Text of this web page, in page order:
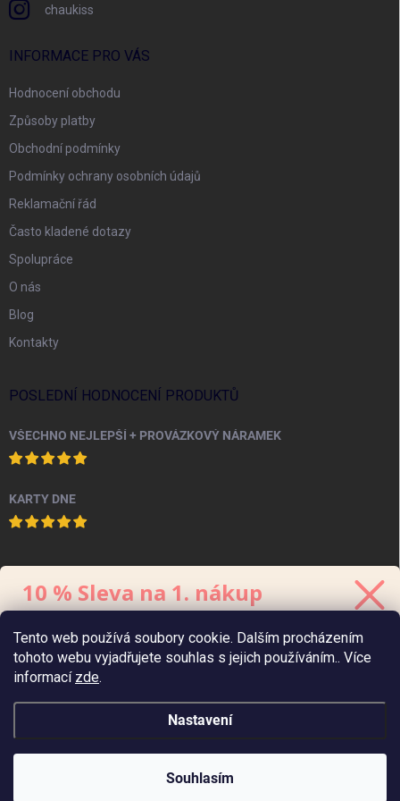
Tento web používá soubory cookie. Dalším procházením
tohoto webu vyjadřujete souhlas s jejich používáním.. Více
informací zde.
Nastavení
Souhlasím
chaukiss
INFORMACE PRO VÁS
Hodnocení obchodu
Způsoby platby
Obchodní podmínky
Podmínky ochrany osobních údajů
Reklamační řád
Často kladené dotazy
Spolupráce
O nás
Blog
Kontakty
POSLEDNÍ HODNOCENÍ PRODUKTŮ
VŠECHNO NEJLEPŠÍ + PROVÁZKOVÝ NÁRAMEK
KARTY DNE
PINTEREST
Chaukiss . Všechna práva vyhrazena.
10 % Sleva na 1. nákup
Kód platí 48 hodin, minimální hodnotaobjednávkyje 700 Kč.
Zaslat 10% slevu